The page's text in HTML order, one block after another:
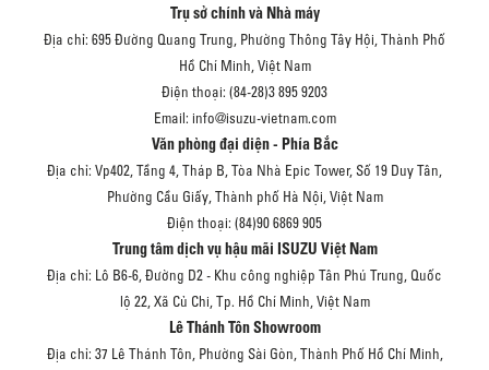
Trụ sở chính và Nhà máy
Địa chỉ: 695 Đường Quang Trung, Phường Thông Tây Hội, Thành Phố
Hồ Chí Minh, Việt Nam
Điện thoại: (84-28)3 895 9203
Email: info@isuzu-vietnam.com
Văn phòng đại diện - Phía Bắc
Địa chỉ: Vp402, Tầng 4, Tháp B, Tòa Nhà Epic Tower, Số 19 Duy Tân,
Phường Cầu Giấy, Thành phố Hà Nội, Việt Nam
Điện thoại: (84)90 6869 905
Trung tâm dịch vụ hậu mãi ISUZU Việt Nam
Địa chỉ: Lô B6-6, Đường D2 - Khu công nghiệp Tân Phú Trung, Quốc
lộ 22, Xã Củ Chi, Tp. Hồ Chí Minh, Việt Nam
Lê Thánh Tôn Showroom
Địa chỉ: 37 Lê Thánh Tôn, Phường Sài Gòn, Thành Phố Hồ Chí Minh,